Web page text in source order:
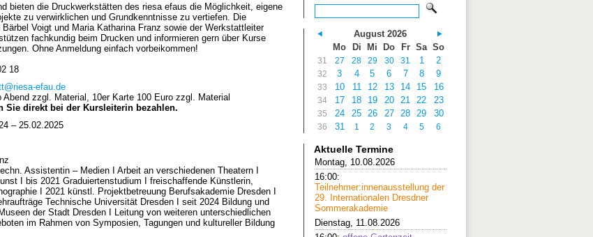
bieten die Druckwerkstätten des riesa efaus die Möglichkeit, eigene
zu verwirklichen und Grundkenntnisse zu vertiefen. Die
Voigt und Maria Katharina Franz sowie der Werkstattleiter
fachkundig beim Drucken und informieren gern über Kurse
Ohne Anmeldung einfach vorbeikommen!
18
efau.de
Abend zzgl. Material, 10er Karte 100 Euro zzgl. Material
Sie direkt bei der Kursleiterin bezahlen.
– 25.02.2025
Assistentin – Medien I Arbeit an verschiedenen Theatern I
I bis 2021 Graduiertenstudium I freischaffende Künstlerin,
I 2021 künstl. Projektbetreuung Berufsakademie Dresden I
Technische Universität Dresden I seit 2024 Bildung und
der Stadt Dresden I Leitung von weiteren unterschiedlichen
im Rahmen von Symposien, Tagungen und kultureller Bildung
August 2026
Mo
Di Mi Do Fr Sa So
31 27 28 29 30 31 1 2
32 3 4 5 6 7 8 9
33 10 11 12 13 14 15 16
34 17 18 19 20 21 22 23
35 24 25 26 27 28 29 30
36 31 1 2 3 4 5 6
Aktuelle Termine
Montag, 10.08.2026
16:00:
Teilnehmer:innenausstellung der
29. Internationalen Dresdner
Sommerakademie
Dienstag, 11.08.2026